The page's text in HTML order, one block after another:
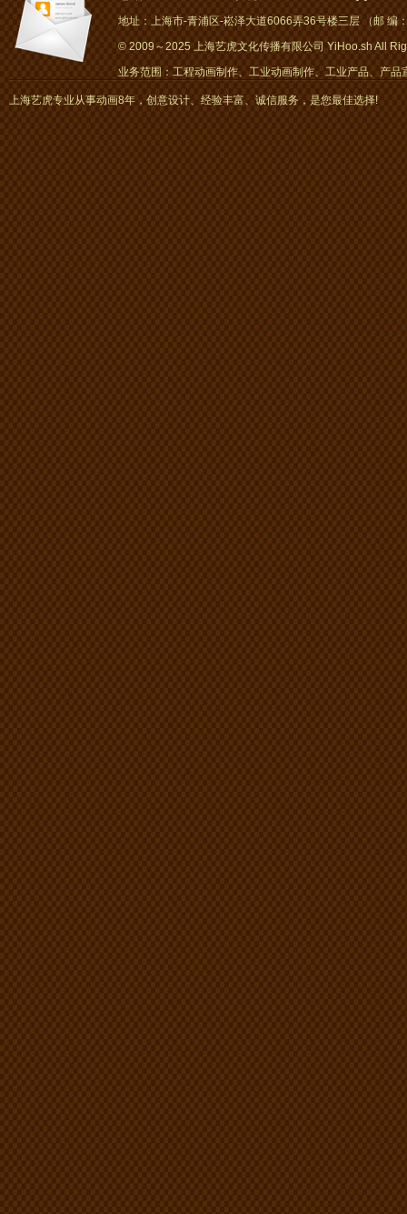
地址：上海市-青浦区-崧泽大道6066弄36号楼三层 （邮 编
© 2009～2025 上海艺虎文化传播有限公司 YiHoo.sh All
业务范围：工程动画制作、工业动画制作、工业产品、产
画、mg动画
上海艺虎专业从事动画8年，创意设计、经验丰富、诚信服务，是您最佳选择!